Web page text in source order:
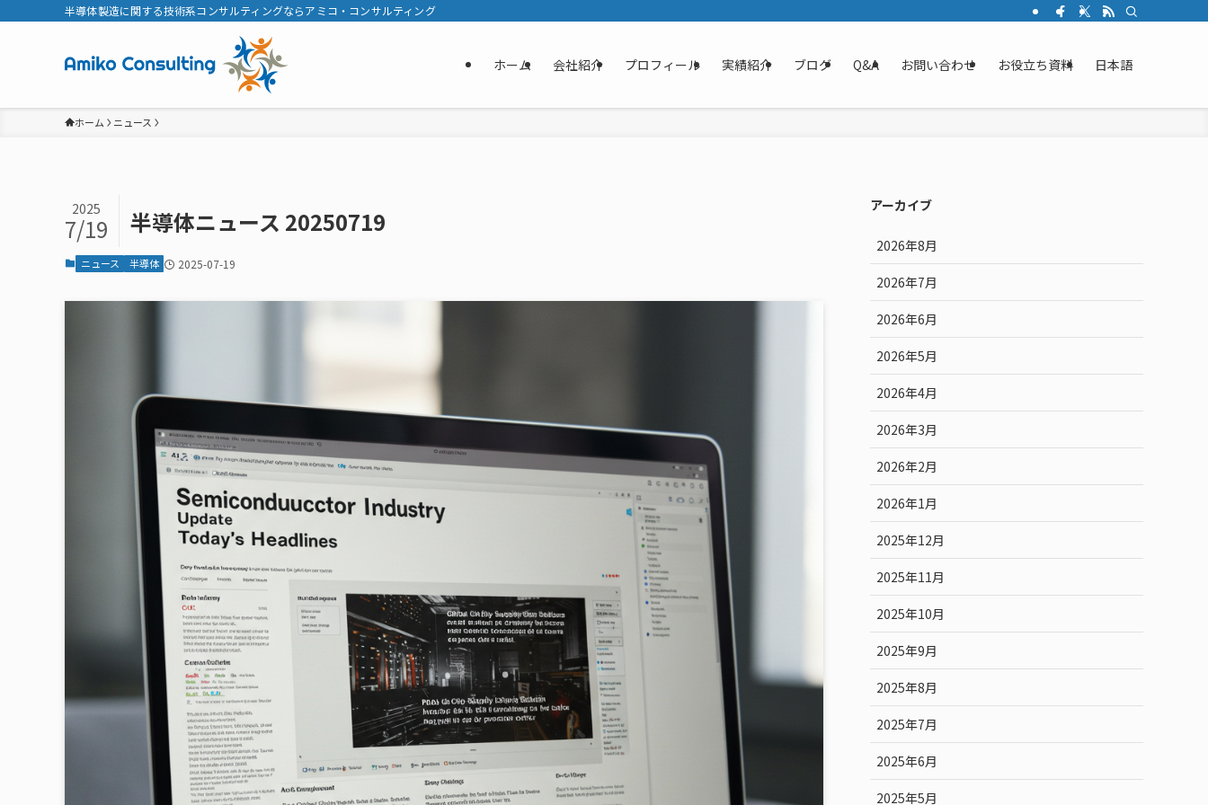
半導体製造に関する技術系コンサルティングならアミコ・コンサルティング
ホーム 会社紹介 プロフィール 実績紹介 ブログ Q&A お問い合わせ お役立ち資料 日本語
ホーム ニュース
半導体ニュース 20250719
2025
7/19
ニュース 半導体 2025-07-19
アーカイブ
2026年8月
2026年7月
2026年6月
2026年5月
2026年4月
2026年3月
2026年2月
2026年1月
2025年12月
2025年11月
2025年10月
2025年9月
2025年8月
2025年7月
2025年6月
2025年5月